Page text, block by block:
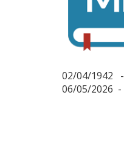
02/04/1942 -
06/05/2026 -